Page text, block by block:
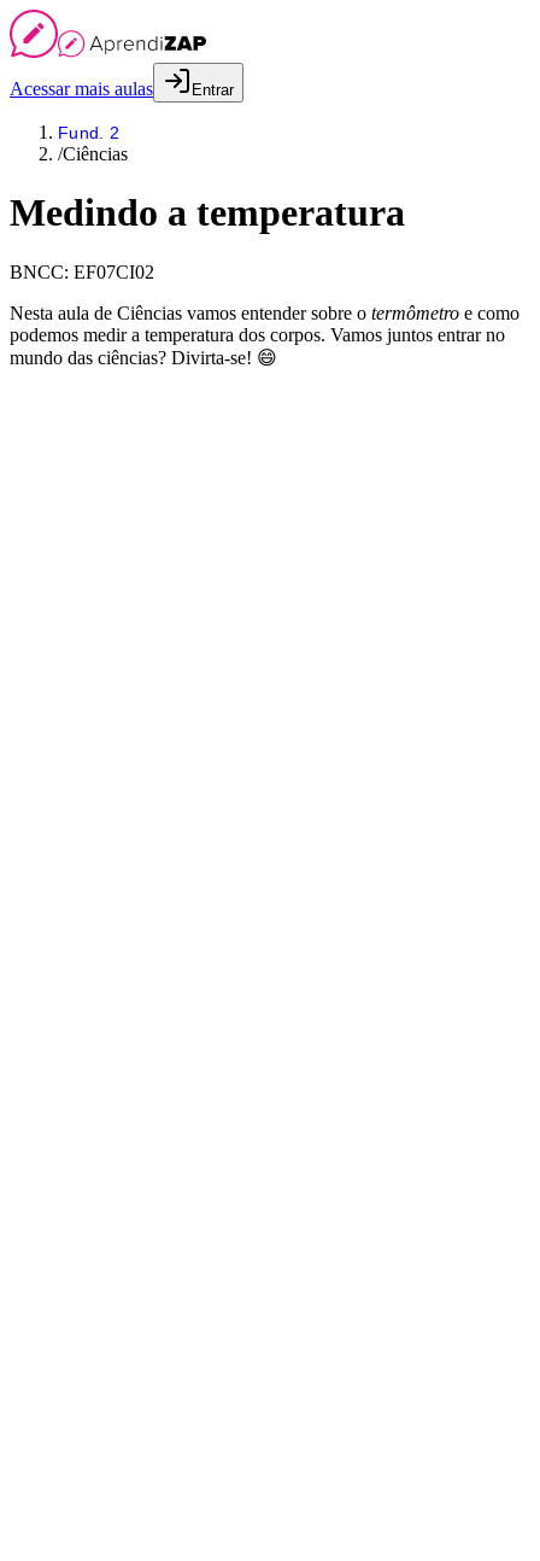
Acessar mais aulas Entrar
Fund. 2
/Ciências
Medindo a temperatura
BNCC: EF07CI02
Nesta aula de Ciências vamos entender sobre o termômetro e como
podemos medir a temperatura dos corpos. Vamos juntos entrar no
mundo das ciências? Divirta-se! 😄